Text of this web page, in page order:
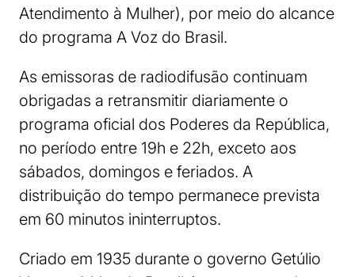
Atendimento à Mulher), por meio do alcance
do programa A Voz do Brasil.
As emissoras de radiodifusão continuam
obrigadas a retransmitir diariamente o
programa oficial dos Poderes da República,
no período entre 19h e 22h, exceto aos
sábados, domingos e feriados. A
distribuição do tempo permanece prevista
em 60 minutos ininterruptos.
Criado em 1935 durante o governo Getúlio